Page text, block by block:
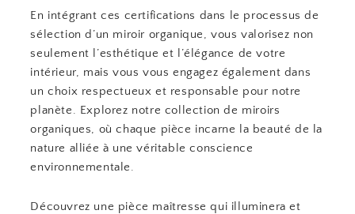
En intégrant ces certifications dans le processus de
sélection d’un miroir organique, vous valorisez non
seulement l’esthétique et l’élégance de votre
intérieur, mais vous vous engagez également dans
un choix respectueux et responsable pour notre
planète. Explorez notre collection de miroirs
organiques, où chaque pièce incarne la beauté de la
nature alliée à une véritable conscience
environnementale.
Découvrez une pièce maîtresse qui illuminera et